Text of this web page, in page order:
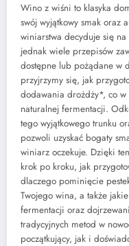
Wino z wiśni to klasyka
swój wyjątkowy smak oraz
winiarstwa decyduje się
jednak wiele przepisów
dostępne lub pożądane w
przyjrzymy się, jak
dodawania drożdży*, co w
naturalnej fermentacji.
tego wyjątkowego trunku
pozwoli uzyskać bogaty
winiarz oczekuje. Dzięki
krok po kroku, jak
dlaczego pominięcie
Twojego wina, a także
fermentacji oraz
tradycyjnych metod w
początkujący, jak i